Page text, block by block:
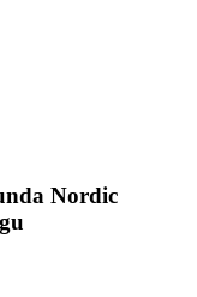
Nordic